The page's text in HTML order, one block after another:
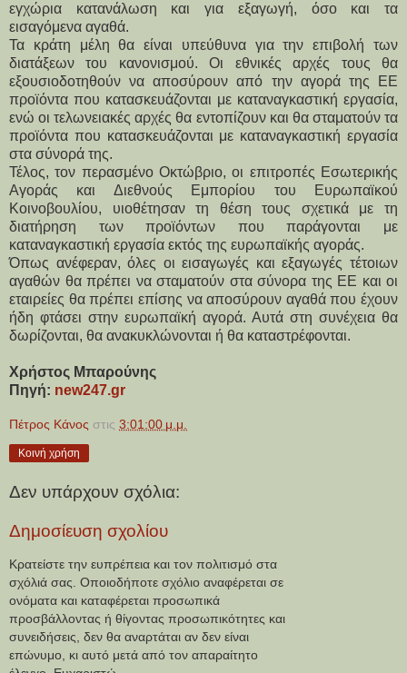
εγχώρια κατανάλωση και για εξαγωγή, όσο και τα
εισαγόμενα αγαθά.
Τα κράτη μέλη θα είναι υπεύθυνα για την επιβολή των
διατάξεων του κανονισμού. Οι εθνικές αρχές τους θα
εξουσιοδοτηθούν να αποσύρουν από την αγορά της ΕΕ
προϊόντα που κατασκευάζονται με καταναγκαστική εργασία,
ενώ οι τελωνειακές αρχές θα εντοπίζουν και θα σταματούν τα
προϊόντα που κατασκευάζονται με καταναγκαστική εργασία
στα σύνορά της.
Τέλος, τον περασμένο Οκτώβριο, οι επιτροπές Εσωτερικής
Αγοράς και Διεθνούς Εμπορίου του Ευρωπαϊκού
Κοινοβουλίου, υιοθέτησαν τη θέση τους σχετικά με τη
διατήρηση των προϊόντων που παράγονται με
καταναγκαστική εργασία εκτός της ευρωπαϊκής αγοράς.
Όπως ανέφεραν, όλες οι εισαγωγές και εξαγωγές τέτοιων
αγαθών θα πρέπει να σταματούν στα σύνορα της ΕΕ και οι
εταιρείες θα πρέπει επίσης να αποσύρουν αγαθά που έχουν
ήδη φτάσει στην ευρωπαϊκή αγορά. Αυτά στη συνέχεια θα
δωρίζονται, θα ανακυκλώνονται ή θα καταστρέφονται.
Χρήστος Μπαρούνης
Πηγή: new247.gr
Πέτρος Κάνος στις 3:01:00 μ.μ.
Κοινή χρήση
Δεν υπάρχουν σχόλια:
Δημοσίευση σχολίου
Κρατείστε την ευπρέπεια και τον πολιτισμό στα
σχόλιά σας. Οποιοδήποτε σχόλιο αναφέρεται σε
ονόματα και καταφέρεται προσωπικά
προσβάλλοντας ή θίγοντας προσωπικότητες και
συνειδήσεις, δεν θα αναρτάται αν δεν είναι
επώνυμο, κι αυτό μετά από τον απαραίτητο